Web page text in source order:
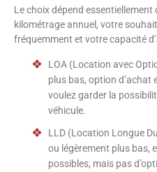
Le choix dépend
kilométrage annuel, votre
fréquemment et votre capacité
LOA (Location avec
plus bas, option d’achat
voulez garder la
véhicule.
LLD (Location Longue
ou légèrement plus bas,
possibles, mais pas